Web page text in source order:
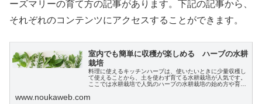
ーズマリーの育て方の記事があります。下記の記事から、
それぞれのコンテンツにアクセスすることができます。
室内でも簡単に収穫が楽しめる ハーブの水耕
栽培
料理に使えるキッチンハーブは、使いたいときに少量収穫し
て使えることから、土を使わず育てる水耕栽培が人気です。
ここでは水耕栽培で人気のハーブの水耕栽培の始め方や育て
す。
www.noukaweb.com